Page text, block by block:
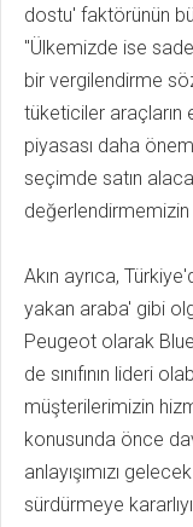
dostu' faktörünün
"Ülkemizde ise
bir vergilendirme
tüketiciler araçların
piyasası daha
seçimde satın
değerlendirmemizin
Akın ayrıca,
yakan araba' gibi
Peugeot olarak
de sınıfının lideri
müşterilerimizin
konusunda önce
anlayışımızı
sürdürmeye